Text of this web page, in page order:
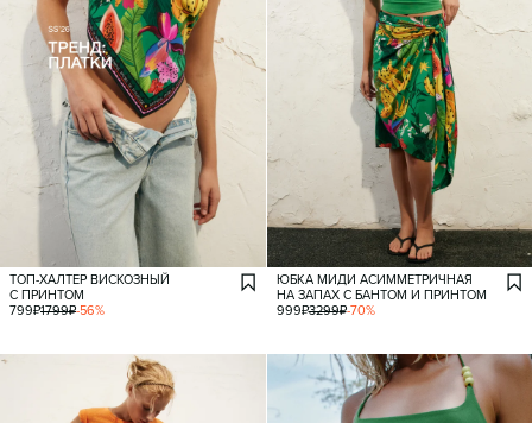
ТОП-ХАЛТЕР ВИСКОЗНЫЙ
С ПРИНТОМ
799₽1799₽-56%
ЮБКА МИДИ АСИММЕТРИЧНАЯ
НА ЗАПАХ С БАНТОМ И ПРИНТОМ
999₽3299₽-70%